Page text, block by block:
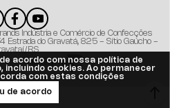
Indústria e Comércio de Confecções
Estrada do Gravatá, 825 - Sítio Gaúcho -
RS
Plataforma
acordo com nossa política de
incluindo cookies. Ao permanecer
com estas condições
de acordo